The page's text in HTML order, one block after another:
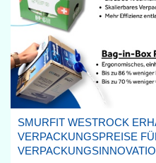
SMURFIT WESTROCK
VERPACKUNGSPREISE